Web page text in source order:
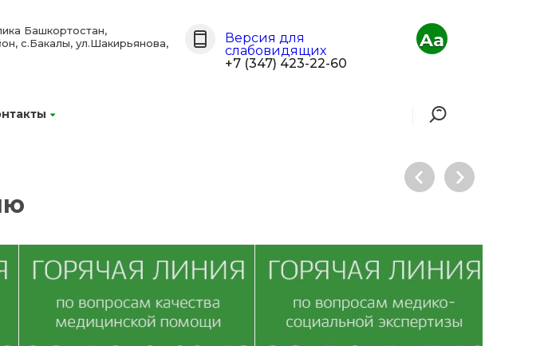
Башкортостан,
с.Бакалы, ул.Шакирьянова,
Версия для
слабовидящих
+7 (347) 423-22-60
Aa